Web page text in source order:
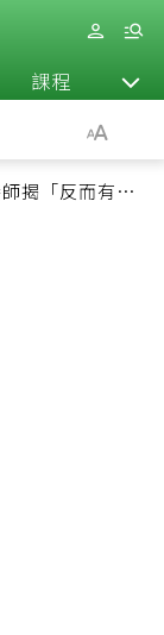
課程 退休
揭「反而有好